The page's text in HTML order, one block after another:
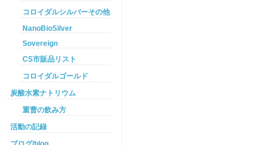
コロイダルシルバーその他
NanoBioSilver
Sovereign
CS市販品リスト
コロイダルゴールド
炭酸水素ナトリウム
重曹の飲み方
活動の記録